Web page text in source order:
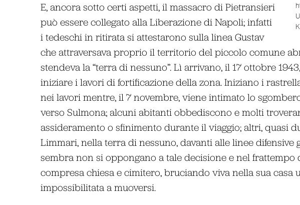
E, ancora sotto certi aspetti, il massacro di Pietransieri
può essere collegato alla Liberazione di Napoli; infatti
i tedeschi in ritirata si attestarono sulla linea Gustav
che attraversava proprio il territorio del piccolo comune
stendeva la “terra di nessuno”. Lì arrivano, il 17 ottobre
iniziare i lavori di fortificazione della zona. Iniziano i
nei lavori mentre, il 7 novembre, viene intimato lo
verso Sulmona; alcuni abitanti obbediscono e molti
assideramento o sfinimento durante il viaggio; altri, quasi
Limmari, nella terra di nessuno, davanti alle linee difensive
sembra non si oppongano a tale decisione e nel frattempo
compresa chiesa e cimitero, bruciando viva nella sua casa
impossibilitata a muoversi.